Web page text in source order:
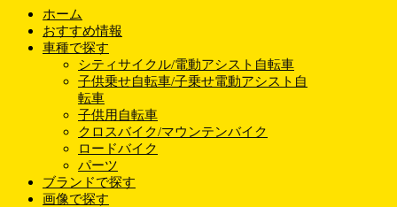
ホーム
おすすめ情報
車種で探す
シティサイクル/電動アシスト自転車
子供乗せ自転車/子乗せ電動アシスト自
転車
子供用自転車
クロスバイク/マウンテンバイク
ロードバイク
パーツ
ブランドで探す
画像で探す